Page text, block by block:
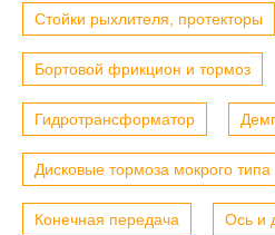
Стойки рыхлителя, протекторы
Бортовой фрикцион и тормоз
Гидротрансформатор
Дисковые тормоза мокрого типа
Конечная передача Ось и